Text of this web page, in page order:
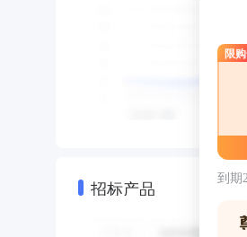
招标产品
限
到期